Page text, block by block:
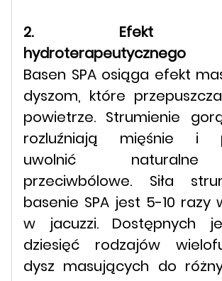
2. Efekt
hydroterapeutycznego
Basen SPA osiąga efekt
dyszom, które
powietrze. Strumienie
rozluźniają mięśnie i
uwolnić
przeciwbólowe. Siła
basenie SPA jest 5-10 razy
w jacuzzi. Dostępnych
dziesięć rodzajów
dysz masujących do